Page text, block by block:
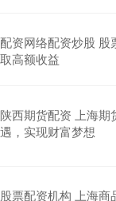
配资网络配资炒股 股
取高额收益
陕西期货配资 上海
遇，实现财富梦想
股票配资机构 上海